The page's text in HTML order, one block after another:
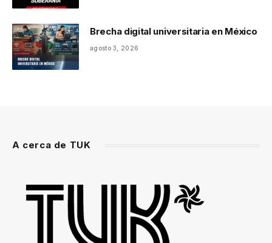
Brecha digital universitaria en México
agosto 3, 2026
A cerca de TUK